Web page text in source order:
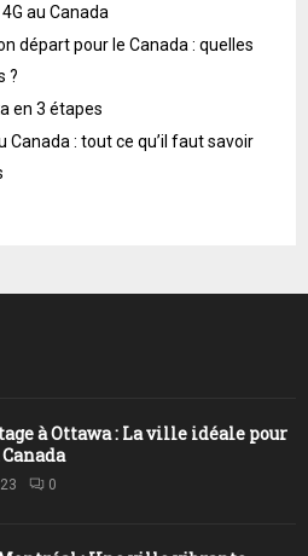
au Canada
départ pour le Canada : quelles
?
en 3 étapes
: tout ce qu’il faut savoir
à Ottawa : La ville idéale pour
0